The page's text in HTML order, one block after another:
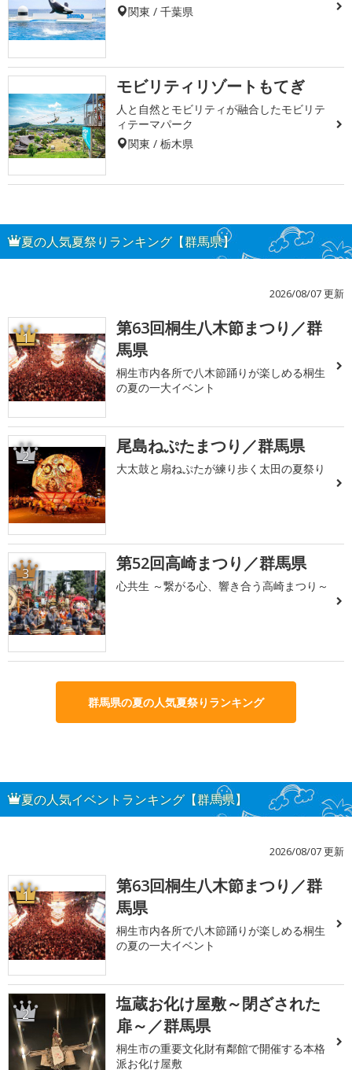
関東 / 千葉県
モビリティリゾートもてぎ
人と自然とモビリティが融合したモビリテ
ィテーマパーク
関東 / 栃木県
夏の人気夏祭りランキング【群馬県】
2026/08/07 更新
1
第63回桐生八木節まつり／群
馬県
桐生市内各所で八木節踊りが楽しめる桐生
の夏の一大イベント
2 尾島ねぷたまつり／群馬県
大太鼓と扇ねぷたが練り歩く太田の夏祭り
3 第52回高崎まつり／群馬県
心共生 ～繋がる心、響き合う高崎まつり～
群馬県の夏の人気夏祭りランキング
夏の人気イベントランキング【群馬県】
2026/08/07 更新
1
第63回桐生八木節まつり／群
馬県
桐生市内各所で八木節踊りが楽しめる桐生
の夏の一大イベント
2
塩蔵お化け屋敷～閉ざされた
扉～／群馬県
桐生市の重要文化財有鄰館で開催する本格
派お化け屋敷